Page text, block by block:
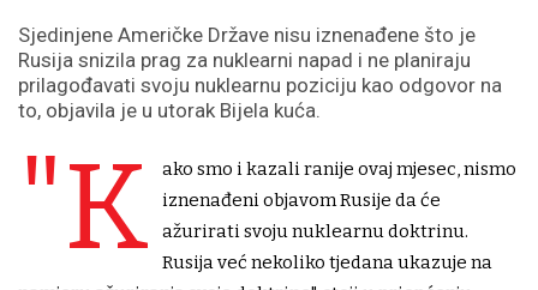
Sjedinjene Američke Države nisu iznenađene što je
Rusija snizila prag za nuklearni napad i ne planiraju
prilagođavati svoju nuklearnu poziciju kao odgovor na
to, objavila je u utorak Bijela kuća.
"K
ako smo i kazali ranije ovaj mjesec, nismo
iznenađeni objavom Rusije da će
ažurirati svoju nuklearnu doktrinu.
Rusija već nekoliko tjedana ukazuje na